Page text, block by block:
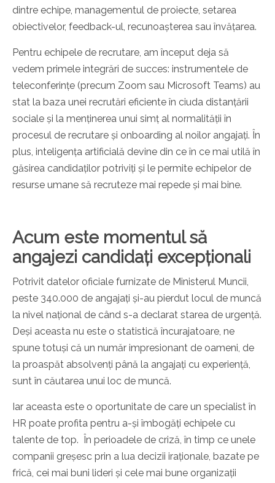
dintre echipe, managementul de proiecte, setarea
obiectivelor, feedback-ul, recunoașterea sau învățarea.
Pentru echipele de recrutare, am început deja să
vedem primele integrări de succes: instrumentele de
teleconferințe (precum Zoom sau Microsoft Teams) au
stat la baza unei recrutări eficiente în ciuda distanțării
sociale și la menținerea unui simț al normalității în
procesul de recrutare și onboarding al noilor angajați. În
plus, inteligența artificială devine din ce în ce mai utilă în
găsirea candidaților potriviți și le permite echipelor de
resurse umane să recruteze mai repede și mai bine.
Acum este momentul să
angajezi candidați excepționali
Potrivit datelor oficiale furnizate de Ministerul Muncii,
peste 340.000 de angajați și-au pierdut locul de muncă
la nivel național de când s-a declarat starea de urgență.
Deși aceasta nu este o statistică încurajatoare, ne
spune totuși că un număr impresionant de oameni, de
la proaspăt absolvenți până la angajați cu experiență,
sunt în căutarea unui loc de muncă.
Iar aceasta este o oportunitate de care un specialist în
HR poate profita pentru a-și îmbogăți echipele cu
talente de top. În perioadele de criză, în timp ce unele
companii greșesc prin a lua decizii iraționale, bazate pe
frică, cei mai buni lideri și cele mai bune organizații